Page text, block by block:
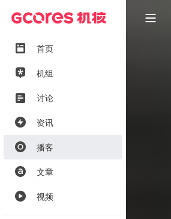
首页
机组
讨论
资讯
播客
文章
视频